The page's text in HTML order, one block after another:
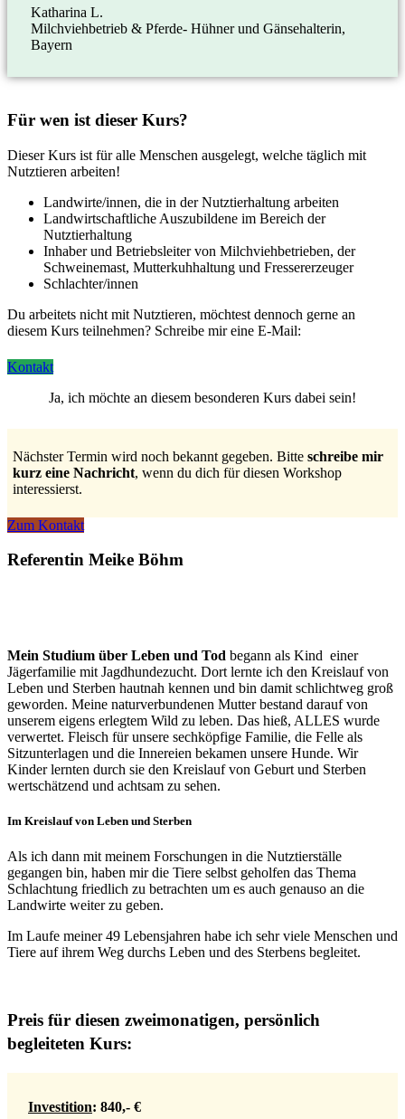
Katharina L.
Milchviehbetrieb & Pferde- Hühner und Gänsehalterin,
Bayern
Für wen ist dieser Kurs?
Dieser Kurs ist für alle Menschen ausgelegt, welche täglich mit
Nutztieren arbeiten!
Landwirte/innen, die in der Nutztierhaltung arbeiten
Landwirtschaftliche Auszubildene im Bereich der
Nutztierhaltung
Inhaber und Betriebsleiter von Milchviehbetrieben, der
Schweinemast, Mutterkuhhaltung und Fressererzeuger
Schlachter/innen
Du arbeitets nicht mit Nutztieren, möchtest dennoch gerne an
diesem Kurs teilnehmen? Schreibe mir eine E-Mail:
Kontakt
Ja, ich möchte an diesem besonderen Kurs dabei sein!
Nächster Termin wird noch bekannt gegeben. Bitte schreibe mir
kurz eine Nachricht, wenn du dich für diesen Workshop
interessierst.
Zum Kontakt
Referentin Meike Böhm
Mein Studium über Leben und Tod begann als Kind einer
Jägerfamilie mit Jagdhundezucht. Dort lernte ich den Kreislauf von
Leben und Sterben hautnah kennen und bin damit schlichtweg groß
geworden. Meine naturverbundenen Mutter bestand darauf von
unserem eigens erlegtem Wild zu leben. Das hieß, ALLES wurde
verwertet. Fleisch für unsere sechköpfige Familie, die Felle als
Sitzunterlagen und die Innereien bekamen unsere Hunde. Wir
Kinder lernten durch sie den Kreislauf von Geburt und Sterben
wertschätzend und achtsam zu sehen.
Im Kreislauf von Leben und Sterben
Als ich dann mit meinem Forschungen in die Nutztierställe
gegangen bin, haben mir die Tiere selbst geholfen das Thema
Schlachtung friedlich zu betrachten um es auch genauso an die
Landwirte weiter zu geben.
Im Laufe meiner 49 Lebensjahren habe ich sehr viele Menschen und
Tiere auf ihrem Weg durchs Leben und des Sterbens begleitet.
Preis für diesen zweimonatigen, persönlich
begleiteten Kurs:
Investition: 840,- €